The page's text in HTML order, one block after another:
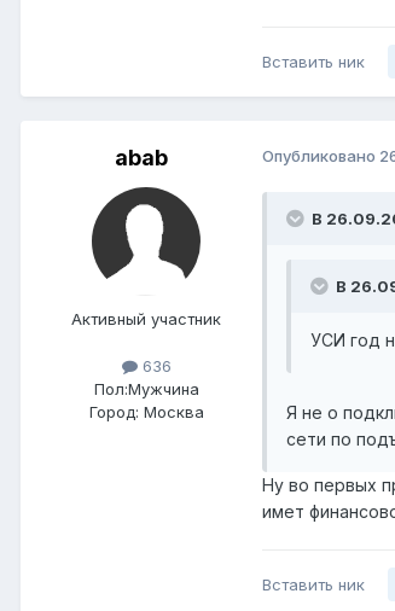
Вставить ник
abab
Активный участник
636
Пол:Мужчина
Город: Москва
Опубликовано
В
В
УСИ год
Я не о
сети по
Ну во первых
имет
Вставить ник